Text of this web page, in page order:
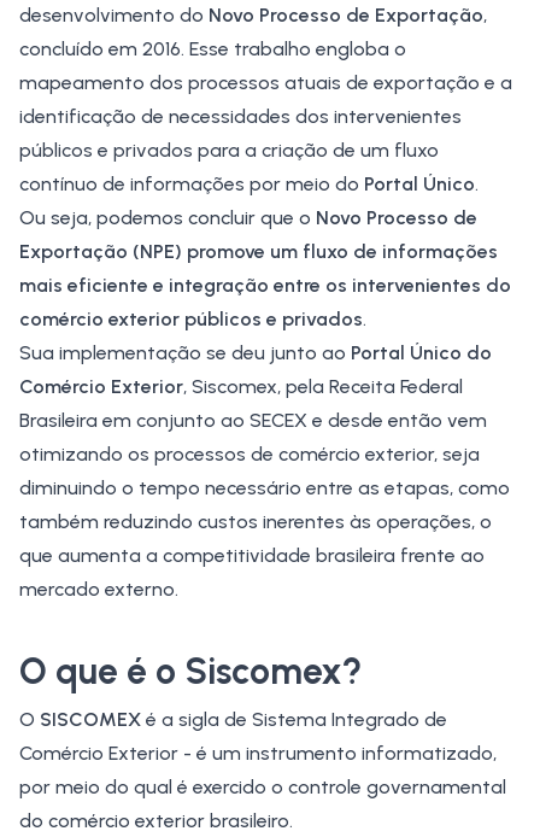
desenvolvimento do Novo Processo de Exportação,
concluído em 2016. Esse trabalho engloba o
mapeamento dos processos atuais de exportação e a
identificação de necessidades dos intervenientes
públicos e privados para a criação de um fluxo
contínuo de informações por meio do Portal Único.
Ou seja, podemos concluir que o Novo Processo de
Exportação (NPE) promove um fluxo de informações
mais eficiente e integração entre os intervenientes do
comércio exterior públicos e privados.
Sua implementação se deu junto ao Portal Único do
Comércio Exterior, Siscomex, pela Receita Federal
Brasileira em conjunto ao SECEX e desde então vem
otimizando os processos de comércio exterior, seja
diminuindo o tempo necessário entre as etapas, como
também reduzindo custos inerentes às operações, o
que aumenta a competitividade brasileira frente ao
mercado externo.
O que é o Siscomex?
O SISCOMEX é a sigla de Sistema Integrado de
Comércio Exterior - é um instrumento informatizado,
por meio do qual é exercido o controle governamental
do comércio exterior brasileiro.